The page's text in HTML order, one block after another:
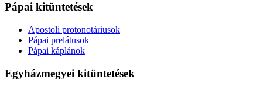
Pápai kitüntetések
Apostoli protonotáriusok
Pápai prelátusok
Pápai káplánok
Egyházmegyei kitüntetések